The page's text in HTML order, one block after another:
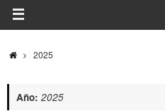
INICIO2025
Año: 2025